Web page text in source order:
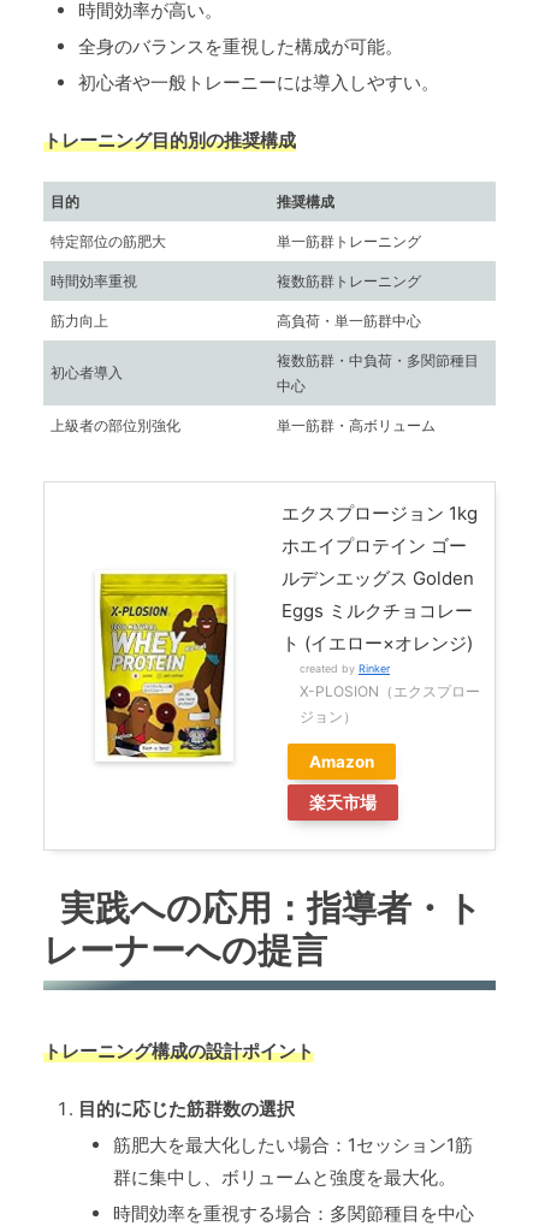
時間効率が高い。
全身のバランスを重視した構成が可能。
初心者や一般トレーニーには導入しやすい。
トレーニング目的別の推奨構成
目的 推奨構成
特定部位の筋肥大 単一筋群トレーニング
時間効率重視 複数筋群トレーニング
筋力向上 高負荷・単一筋群中心
初心者導入
複数筋群・中負荷・多関節種目
中心
上級者の部位別強化 単一筋群・高ボリューム
エクスプロージョン 1kg
ホエイプロテイン ゴー
ルデンエッグス Golden
Eggs ミルクチョコレー
ト (イエロー×オレンジ)
created by Rinker
X-PLOSION（エクスプロー
ジョン）
Amazon
楽天市場
実践への応用：指導者・ト
レーナーへの提言
トレーニング構成の設計ポイント
目的に応じた筋群数の選択
筋肥大を最大化したい場合：1セッション1筋
群に集中し、ボリュームと強度を最大化。
時間効率を重視する場合：多関節種目を中心